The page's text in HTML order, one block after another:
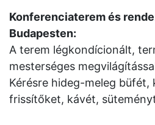
Konferenciaterem és
Budapesten:
A terem légkondícionált,
mesterséges
Kérésre hideg-meleg büfét,
frissítőket, kávét,